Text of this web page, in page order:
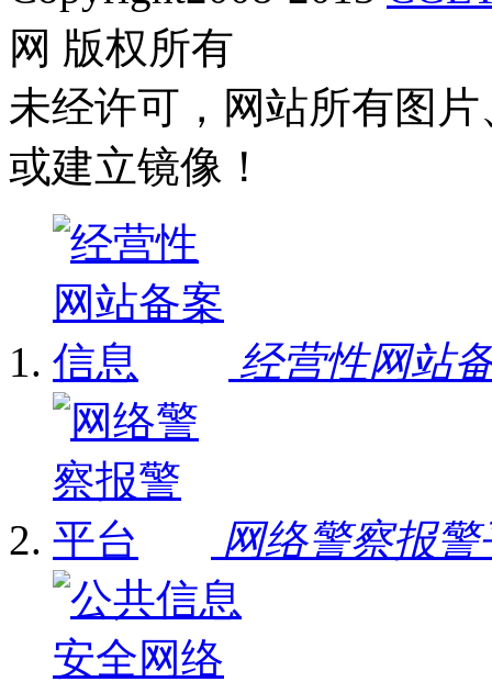
网 版权所有
未经许可，网站所有图
或建立镜像！
经营性网站
网络警察报警